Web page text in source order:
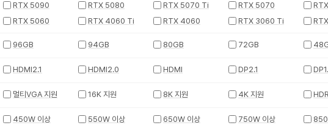
RTX 5090 RTX 5080 RTX 5070 Ti RTX 5070
RTX 5060
RTX 4060 Ti RTX 4060 RTX 3060 Ti
96GB 94GB 80GB 72GB
HDMI2.1 HDMI2.0 HDMI DP2.1
멀티VGA 지원 16K 지원 8K 지원 4K 지원
450W 이상 550W 이상 650W 이상 750W 이상